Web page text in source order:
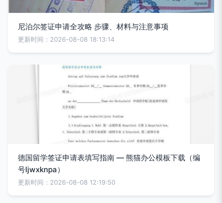
尼泊尔签证申请全攻略 步骤、材料与注意事项
更新时间：2026-08-08 18:13:14
德国留学签证申请表填写指南 — 熊猫办公模板下载（编
号ljwxknpa）
更新时间：2026-08-08 12:19:50